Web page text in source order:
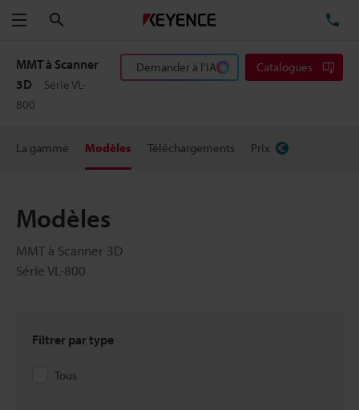
Menu
MMT à Scanner
3D
Série VL-
800
Demander à l'IA Catalogues
La gamme Modèles Téléchargements Prix
Modèles
MMT à Scanner 3D
Série VL-800
Filtrer par type
Tous